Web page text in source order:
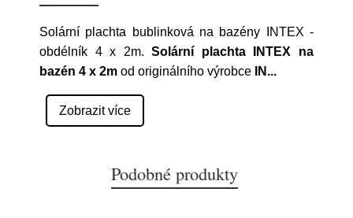
Solární plachta bublinková na bazény INTEX -
obdélník 4 x 2m.Solární plachta INTEX na
bazén 4 x 2m od originálního výrobce IN ...
Zobrazit více
Podobné produkty